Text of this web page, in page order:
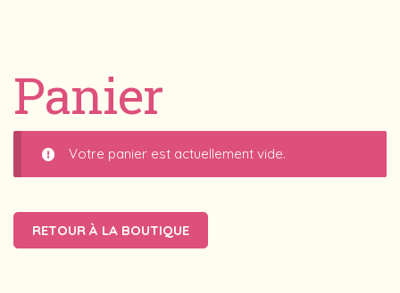
Panier
Votre panier est actuellement vide.
RETOUR À LA BOUTIQUE